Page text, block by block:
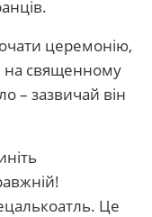
церемонію,
на священному
– зазвичай він
Це